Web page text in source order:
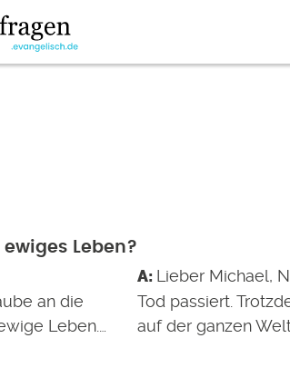
Leben?
an die
Leben.…
Lieber Michael,
Tod passiert.
auf der ganzen Welt